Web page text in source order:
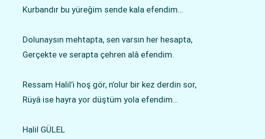
Kurbandır bu yüreğim sende kala efendim…
Dolunaysın mehtapta, sen varsın her hesapta,
Gerçekte ve serapta çehren alâ efendim.
Ressam Halil’i hoş gör, n’olur bir kez derdin sor,
Rüyâ ise hayra yor düştüm yola efendim…
Halil GÜLEL